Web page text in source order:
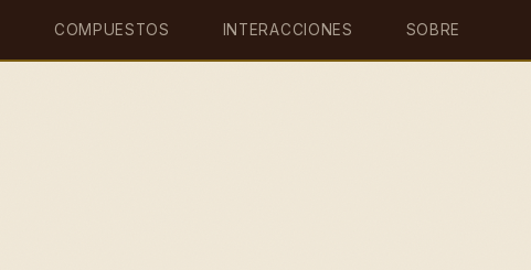
COMPUESTOS INTERACCIONES SOBRE